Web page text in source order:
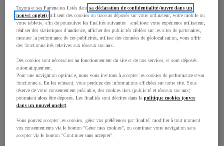
Longueur
3 700mm
Largeur
1 740mm
Consommation mixte
Toyota et ses Partenaires listés danssa déclaration de confidentialité (ouvre dans un
nouvel onglet)utilisent des cookies ou traceurs déposés sur votre ordinateur, votre mobile ou
votre tablette, afin de poursuivre les finalités suivantes : améliorer votre expérience utilisateur,
réaliser des statistiques d’audience, afficher des publicités ciblées sur les sites de partenaires,
mesurer la performance de ces publicités, utiliser des données de géolocalisation, vous offrir
des fonctionnalités relatives aux réseaux sociaux.
Des cookies sont nécessaires au fonctionnement du site et de nos services, et sont déposés
automatiquement.
Pour une navigation optimale, nous vous invitons à accepter les cookies de performance et/ou
fonctionnels. En les refusant, vous perdriez des informations affichées sur notre site. Sous
réserve de votre consentement préalable, des cookies tiers (publicité et réseaux sociaux)
pourraient alors être déposés. Les finalités sont décrites dans lapolitique cookies (ouvre
dans un nouvel onglet).
Vous pouvez accepter les cookies, gérer vos préférences par finalité, modifier à tout moment
vos consentements via le bouton "Gérer mes cookies", ou continuer votre navigation sans
accepter via le bouton "Continuer sans accepter".